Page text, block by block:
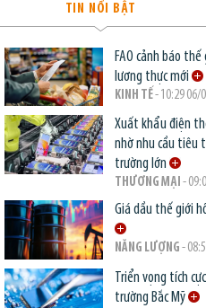
TIN NỔI BẬT
FAO cảnh báo
lương thực mới
KINH TẾ- 10:29 06/
Xuất khẩu điện
nhờ nhu cầu tiêu
trường lớn
THƯƠNG MẠI -
Giá dầu thế giới
NĂNG LƯỢNG -
Triển vọng tích
trường Bắc Mỹ